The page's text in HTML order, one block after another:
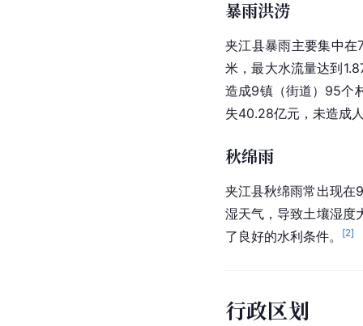
暴雨洪涝
夹江县暴雨主要集中
米，最大水流量达到
造成9镇（街道）95个
失40.28亿元，未造成
秋绵雨
夹江县秋绵雨常出现
湿天气，导致土壤湿度
了良好的水利条件。
[2]
行政区划